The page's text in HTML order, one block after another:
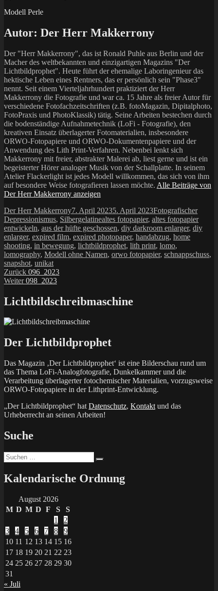
Modell Perle
Autor: Der Herr Makkerrony
Der "Herr Makkerrony", das ist Ronald Puhle aus Berlin und der
Macher des weltbekannten und einzigartigen Magazins "Der
Lichtbildprophet". Heute führt der ehemalige Laboringenieur das
hektische Leben eines Rentners, das er persönlich sein "Phase3"
nennt. Seit einem Vierteljahrhundert praktiziert der Herr
Makkerrony die Fotografie und war ca. 15 Jahre als freier Autor für
verschiedene Fotofachzeitschriften (z.B. fotoMagazin, Dipitalphoto,
FotoPraxis und PhotoKlassik) tätig. Seine Arbeiten bestechen durch
die bodenständige Aufnahmetechnik (LoFi - Fotografie), den
kreativen Einsatz überlagerter Fotomaterialien, insbesondere
ORWO-Fotopapiere und ORWO-Dokumentenpapiere und der
Anwendung des Lith Print-Verfahren. Nebenbei lenkt sich
Makkerrony mit freier, abstrakter Malerei ab, liest gerne und ist ein
begeisterter Hörer analoger Musik von der Schallplatte. In seinem
Atelier Flackerlight ist jedes Modell willkommen, das sich von ihm
auf besondere Weise fotografieren lassen möchte. Alle Beiträge von
Der Herr Makkerrony anzeigen
Autor
Der Herr MakkerronyVeröffentlicht
am
7. April 20235. April 2023Kategorien
Fotografischer
Depressionismus, SilbergelatineSchlagwörter
altes fotopapier, altes fotopapier
entwickeln, aus der hüfte geschossen, diy darkroom enlarger, diy
enlarger, expired film, expired photopaper, handabzug, home
shooting, in bewegung, lichtbildprophet, lith print, lomo,
lomography, Modell ohne Namen, orwo fotopapier, schnappschuss,
snapshot, unikat
Beitragsnavigation
Zurück Vorheriger
Beitrag:
096_2023
Weiter Nächster
098_2023
Lichtbildschreibmaschine
Der Lichtbildprophet
Das Magazin ‚Der Lichtbildprophet‘ ist eine Bilderschau rund um
das Thema LoFi-Analogfotografie, Dunkelkammer und die
Verarbeitung überlagerter fotochemischer Materialien, vorzugsweise
ORWO-Fotopapiere in der Lithprint-Entwicklung.
„Der Lichtbildprophet“ hat Datenschutz, Kontakt und das
Urheberrecht an seinen Arbeiten!
Suche
Suchen
nach:
Kalendarische Ordnung
August 2026
M D M D F S
S
1
2
3
4 5 6 7 8
9
10 11 12 13 14 15 16
17 18 19 20 21 22 23
24 25 26 27 28 29 30
31
« Juli